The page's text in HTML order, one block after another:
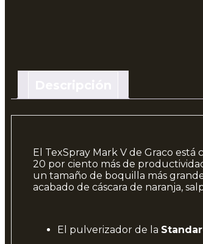
El TexSpray Mark V de Graco
20 por ciento más de
un tamaño de boquilla más
acabado de cáscara de naranja,
El pulverizador de la